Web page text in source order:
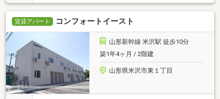
賃貸アパート コンフォートイースト
山形新幹線 米沢駅 徒歩10分
築1年4ヶ月 / 2階建
山形県米沢市東１丁目